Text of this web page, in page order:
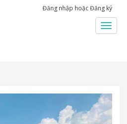
Đăng nhập hoặcĐăng ký
Menu